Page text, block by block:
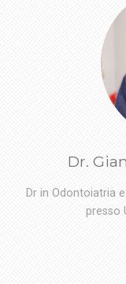
Dr.
Dr in Odontoiatria
presso